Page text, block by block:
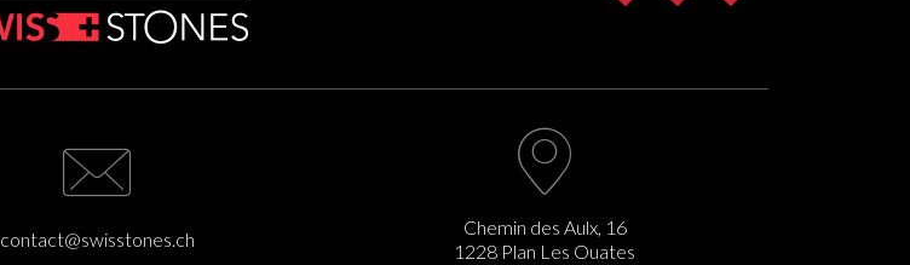
contact@swisstones.ch
Chemin des Aulx, 16
1228 Plan Les Ouates